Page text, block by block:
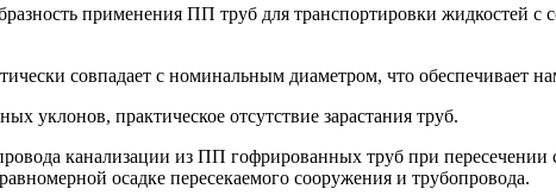
применения ПП труб для транспортировки жидкостей
совпадает с номинальным диаметром, что обеспечивает
уклонов, практическое отсутствие зарастания труб.
канализации из ПП гофрированных труб при пересечении
осадке пересекаемого сооружения и трубопровода.